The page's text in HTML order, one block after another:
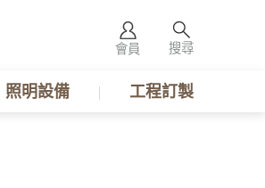
會員 搜尋
照明設備 工程訂製